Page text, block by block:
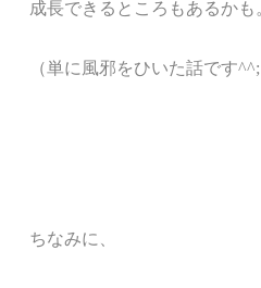
成長できるところもあるかも
（単に風邪をひいた話です^^;
ちなみに、